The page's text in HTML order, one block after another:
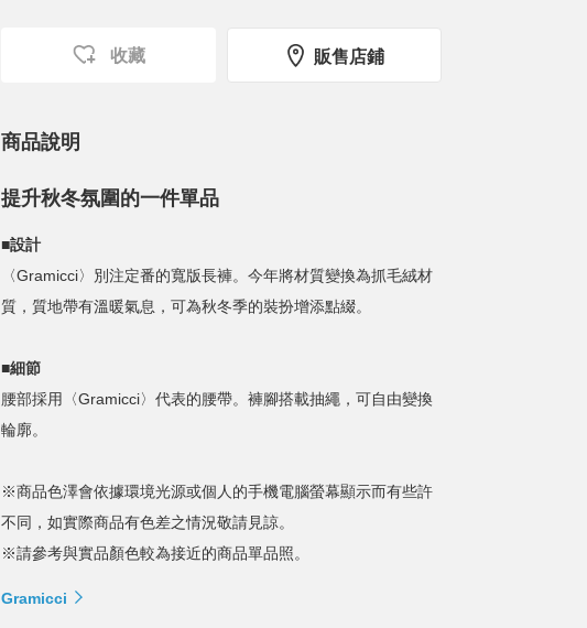
收藏 販售店鋪
商品說明
提升秋冬氛圍的一件單品
■設計
〈Gramicci〉別注定番的寬版長褲。今年將材質變換為抓毛絨材
質，質地帶有溫暖氣息，可為秋冬季的裝扮增添點綴。
■細節
腰部採用〈Gramicci〉代表的腰帶。褲腳搭載抽繩，可自由變換
輪廓。
※商品色澤會依據環境光源或個人的手機電腦螢幕顯示而有些許
不同，如實際商品有色差之情況敬請見諒。
※請參考與實品顏色較為接近的商品單品照。
Gramicci